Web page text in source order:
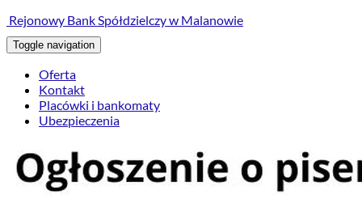
Rejonowy Bank Spółdzielczy w Malanowie
Toggle navigation
Oferta
Kontakt
Placówki i bankomaty
Ubezpieczenia